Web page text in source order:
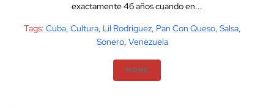
exactamente 46 años cuando en...
Tags: Cuba, Cultura, Lil Rodriguez, Pan Con Queso, Salsa,
Sonero, Venezuela
MORE